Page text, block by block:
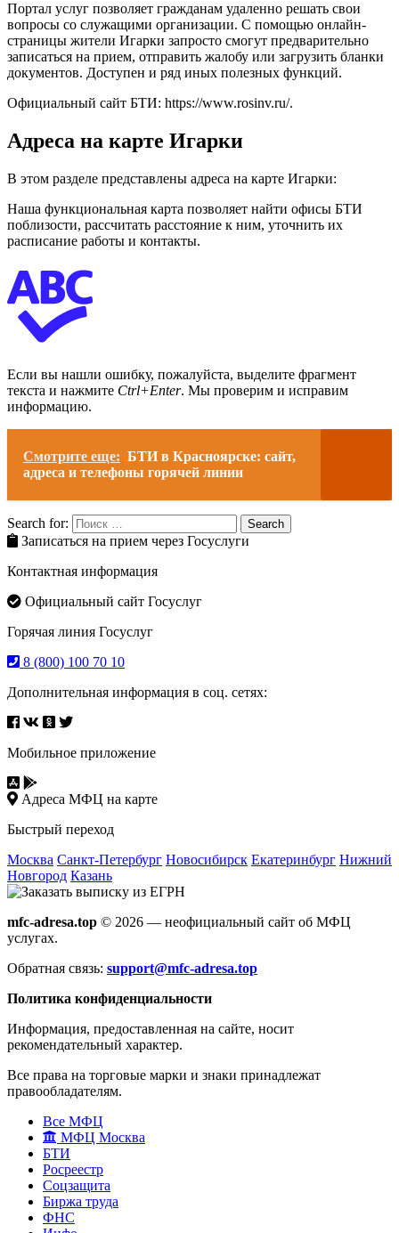
Портал услуг позволяет гражданам удаленно решать свои
вопросы со служащими организации. С помощью онлайн-
страницы жители Игарки запросто смогут предварительно
записаться на прием, отправить жалобу или загрузить бланки
документов. Доступен и ряд иных полезных функций.
Официальный сайт БТИ: https://www.rosinv.ru/.
Адреса на карте Игарки
В этом разделе представлены адреса на карте Игарки:
Наша функциональная карта позволяет найти офисы БТИ
поблизости, рассчитать расстояние к ним, уточнить их
расписание работы и контакты.
Если вы нашли ошибку, пожалуйста, выделите фрагмент
текста и нажмите Ctrl+Enter. Мы проверим и исправим
информацию.
Смотрите еще: БТИ в Красноярске: сайт,
адреса и телефоны горячей линии
Search for: Search
Записаться на прием через Госуслуги
Контактная информация
Официальный сайт Госуслуг
Горячая линия Госуслуг
8 (800) 100 70 10
Дополнительная информация в соц. сетях:
Мобильное приложение
Адреса МФЦ на карте
Быстрый переход
Москва Санкт-Петербург Новосибирск Екатеринбург Нижний
Новгород Казань
mfc-adresa.top © 2026 — неофициальный сайт об МФЦ
услугах.
Обратная связь: support@mfc-adresa.top
Политика конфиденциальности
Информация, предоставленная на сайте, носит
рекомендательный характер.
Все права на торговые марки и знаки принадлежат
правообладателям.
Все МФЦ
МФЦ Москва
БТИ
Росреестр
Соцзащита
Биржа труда
ФНС